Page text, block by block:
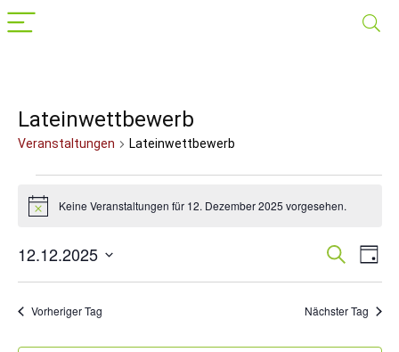
Lateinwettbewerb
Veranstaltungen Lateinwettbewerb
für
Dezember
HinweisKeine Veranstaltungen für 12. Dezember 2025 vorgesehen.
Suche
und
Suche
Tag
12.12.2025
Vorheriger Tag Nächster Tag